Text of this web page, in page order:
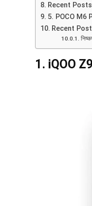
Recent Posts
5. POCO M6
Recent
1. iQOO